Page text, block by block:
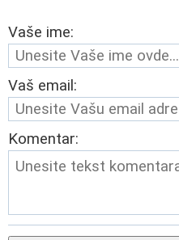
Vaše ime:
Vaš email:
Komentar: